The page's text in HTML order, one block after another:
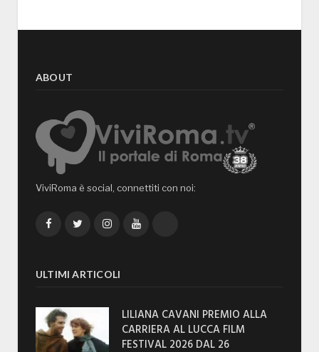
ABOUT
ViviRoma è social, connettiti con noi:
FacebookTwitterInstagramYouTube
ULTIMI ARTICOLI
LILIANA CAVANI PREMIO ALLA
CARRIERA AL LUCCA FILM
FESTIVAL 2026 DAL 26